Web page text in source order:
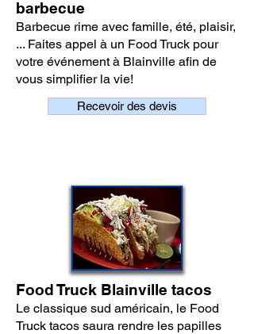
barbecue
Barbecue rime avec famille, été, plaisir,
... Faites appel à un Food Truck pour
votre événement à Blainville afin de
vous simplifier la vie!
Recevoir des devis
Food Truck Blainville tacos
Le classique sud américain, le Food
Truck tacos saura rendre les papilles